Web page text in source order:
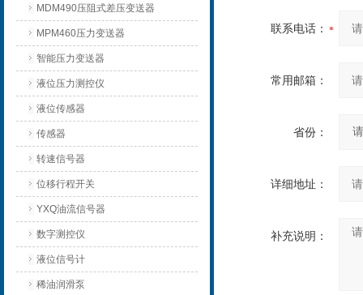
MDM490压阻式差压变送器
MPM460压力变送器
智能压力变送器
液位压力测控仪
液位传感器
传感器
转速信号器
位移行程开关
YXQ油流信号器
数字测控仪
液位信号计
稀油润滑泵
联系电话：
常用邮箱：
省份：
详细地址：
补充说明：